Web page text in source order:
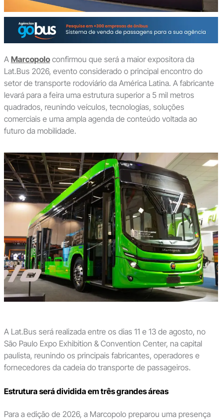
A Marcopoloconfirmou que será a maior expositora da
Lat.Bus 2026, evento considerado o principal encontro do
setor de transporte rodoviário da América Latina. A fabricante
levará para a feira uma estrutura superior a 5 mil metros
quadrados, reunindo veículos, tecnologias, soluções
comerciais e uma ampla agenda de conteúdo voltada ao
futuro da mobilidade.
A Lat.Bus será realizada entre os dias 11 e 13 de agosto, no
São Paulo Expo Exhibition & Convention Center, na capital
paulista, reunindo os principais fabricantes, operadores e
fornecedores da cadeia do transporte de passageiros.
Estrutura será dividida em três grandes áreas
Para a edição de 2026, a Marcopolo preparou uma presença